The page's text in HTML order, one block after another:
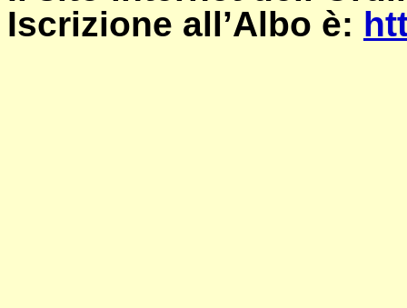
Iscrizione all’Albo è: